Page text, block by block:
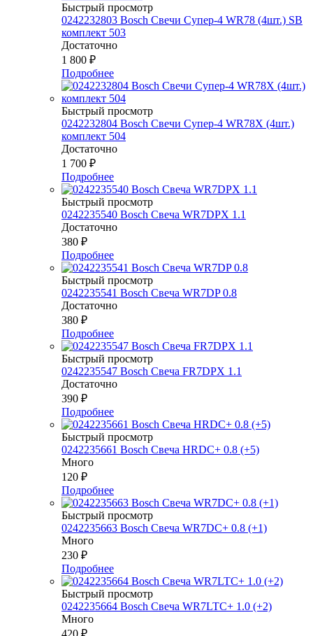
Быстрый просмотр
0242232803 Bosch Свечи Супер-4 WR78 (4шт.) SB
комплект 503
Достаточно
1 800 ₽
Подробнее
Быстрый просмотр
0242232804 Bosch Свечи Супер-4 WR78Х (4шт.)
комплект 504
Достаточно
1 700 ₽
Подробнее
Быстрый просмотр
0242235540 Bosch Свеча WR7DPX 1.1
Достаточно
380 ₽
Подробнее
Быстрый просмотр
0242235541 Bosch Свеча WR7DP 0.8
Достаточно
380 ₽
Подробнее
Быстрый просмотр
0242235547 Bosch Свеча FR7DPX 1.1
Достаточно
390 ₽
Подробнее
Быстрый просмотр
0242235661 Bosch Свеча HRDC+ 0.8 (+5)
Много
120 ₽
Подробнее
Быстрый просмотр
0242235663 Bosch Свеча WR7DC+ 0.8 (+1)
Много
230 ₽
Подробнее
Быстрый просмотр
0242235664 Bosch Свеча WR7LTC+ 1.0 (+2)
Много
420 ₽